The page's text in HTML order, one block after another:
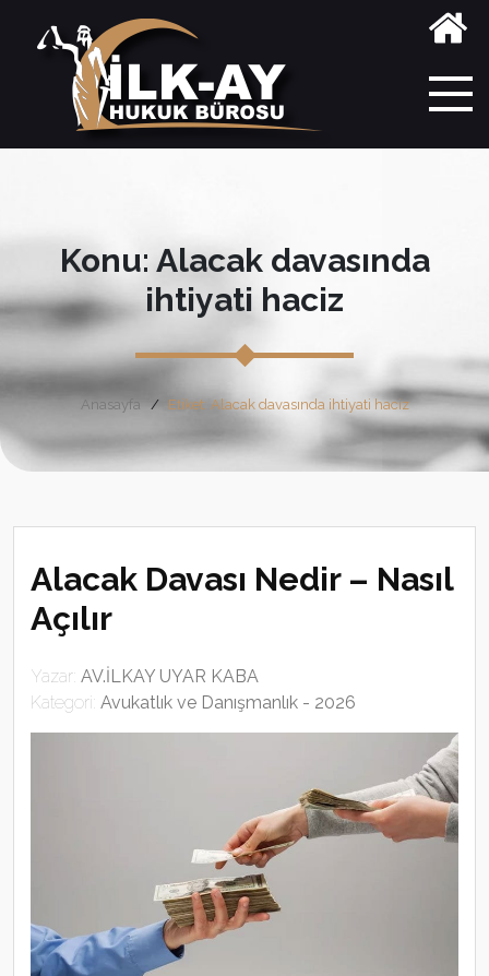
Konu: Alacak davasında
ihtiyati haciz
Anasayfa Etiket: Alacak davasında ihtiyati haciz
Alacak Davası Nedir – Nasıl
Açılır
Yazar: AV.İLKAY UYAR KABA
Kategori: Avukatlık ve Danışmanlık - 2026